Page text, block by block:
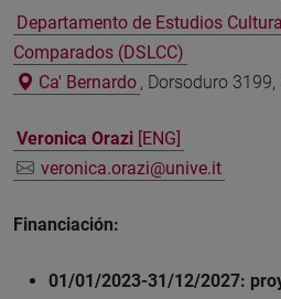
Departamento de Estudios
Comparados (DSLCC)
Ca' Bernardo , Dorsoduro
Veronica Orazi [ENG]
veronica.orazi@unive.it
Financiación:
01/01/2023-31/12/2027: